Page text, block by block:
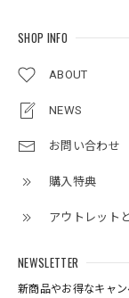
SHOP INFO
ABOUT
NEWS
お問い合わせ
購入特典
アウトレット
NEWSLETTER
新商品やお得なキャ